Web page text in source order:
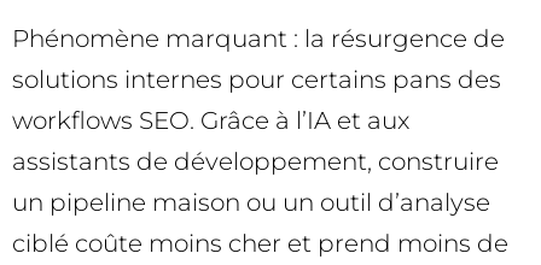
Phénomène marquant : la résurgence de
solutions internes pour certains pans des
workflows SEO. Grâce à l’IA et aux
assistants de développement, construire
un pipeline maison ou un outil d’analyse
ciblé coûte moins cher et prend moins de